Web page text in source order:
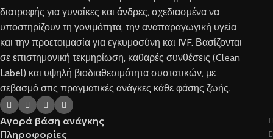
διατροφής για γυναίκες και άνδρες, σχεδιασμένα να
υποστηρίζουν τη γονιμότητα, την αναπαραγωγική υγεία
και την προετοιμασία για εγκυμοσύνη και IVF. Βασίζονται
σε επιστημονική τεκμηρίωση, καθαρές συνθέσεις (Clean
Label) και υψηλή βιοδιαθεσιμότητα συστατικών, με
σεβασμό στις πραγματικές ανάγκες κάθε φάσης ζωής.
Αγορά βάση ανάγκης
Πληροφορίες